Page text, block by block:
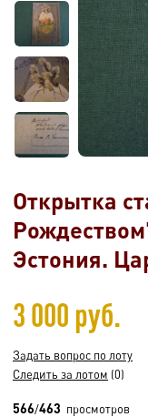
Открытка
Эстония.
3 000 руб.
Задать вопрос по лоту
Следить за лотом (0)
566/463 просмотров